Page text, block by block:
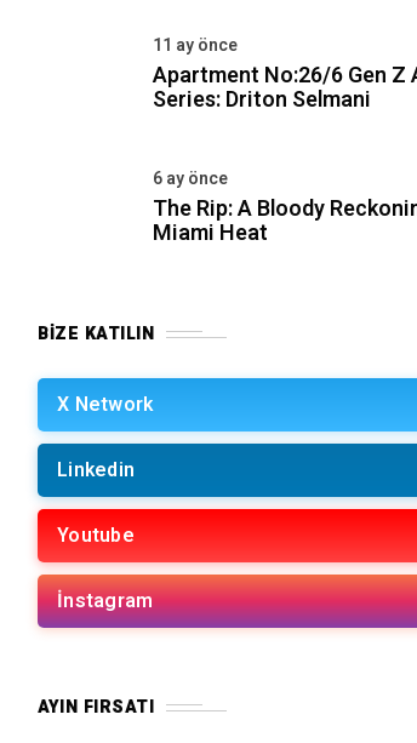
11 ay önce
Apartment No:26/6 Gen
Series: Driton Selmani
6 ay önce
The Rip: A Bloody
Miami Heat
BIZE KATILIN
X Network
Linkedin
Youtube
İnstagram
AYIN FIRSATI